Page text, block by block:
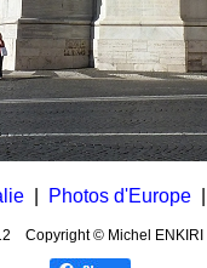
Photos d'Europe
Copyright © Michel ENKIRI